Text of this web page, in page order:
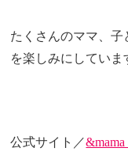
たくさんのママ、
を楽しみにしていま
公式サイト／